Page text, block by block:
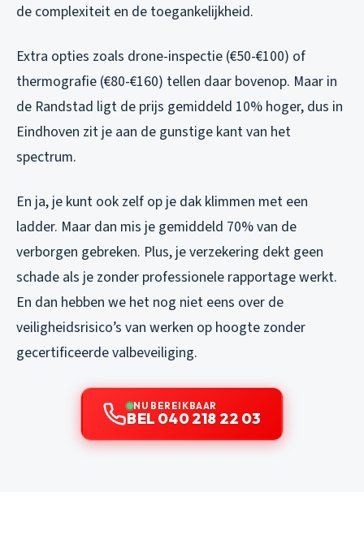
de complexiteit en de toegankelijkheid.
Extra opties zoals drone-inspectie (€50-€100) of
thermografie (€80-€160) tellen daar bovenop. Maar in
de Randstad ligt de prijs gemiddeld 10% hoger, dus in
Eindhoven zit je aan de gunstige kant van het
spectrum.
En ja, je kunt ook zelf op je dak klimmen met een
ladder. Maar dan mis je gemiddeld 70% van de
verborgen gebreken. Plus, je verzekering dekt geen
schade als je zonder professionele rapportage werkt.
En dan hebben we het nog niet eens over de
veiligheidsrisico’s van werken op hoogte zonder
gecertificeerde valbeveiliging.
NU BEREIKBAAR
BEL 040 218 22 03